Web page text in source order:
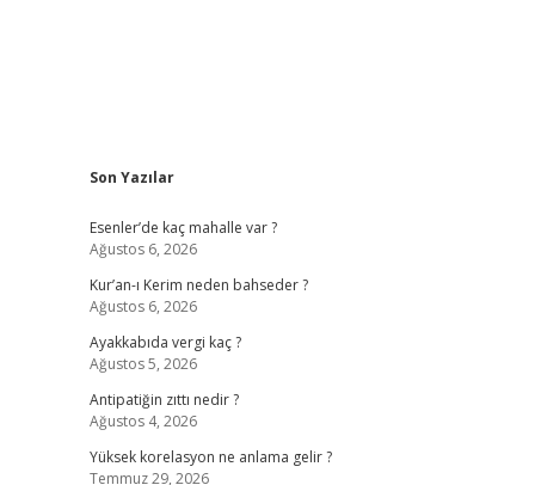
Sidebar
Son Yazılar
Esenler’de kaç mahalle var ?
Ağustos 6, 2026
Kur’an-ı Kerim neden bahseder ?
Ağustos 6, 2026
Ayakkabıda vergi kaç ?
Ağustos 5, 2026
Antipatiğin zıttı nedir ?
Ağustos 4, 2026
Yüksek korelasyon ne anlama gelir ?
Temmuz 29, 2026
hiltonbetilbet giriş yap